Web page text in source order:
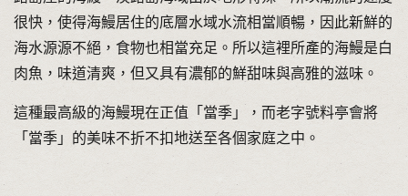
很快，使得海鰻居住的底層水域水流相當順暢，因此新鮮的
海水源源不絕，食物也相當充足。所以這裡所產的海鰻是白
肉魚，味道清爽，但又具有濃郁的鮮甜味與高雅的滋味。
這種最高級的海鰻現在正值「當季」，而老字號料亭會將
「當季」的美味不折不扣地送至各個家庭之中。